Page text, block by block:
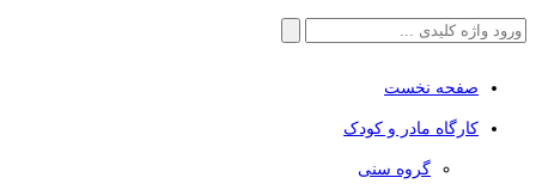
جستجو
صفحه نخست
کارگاه مادر و کودک
گروه سنی